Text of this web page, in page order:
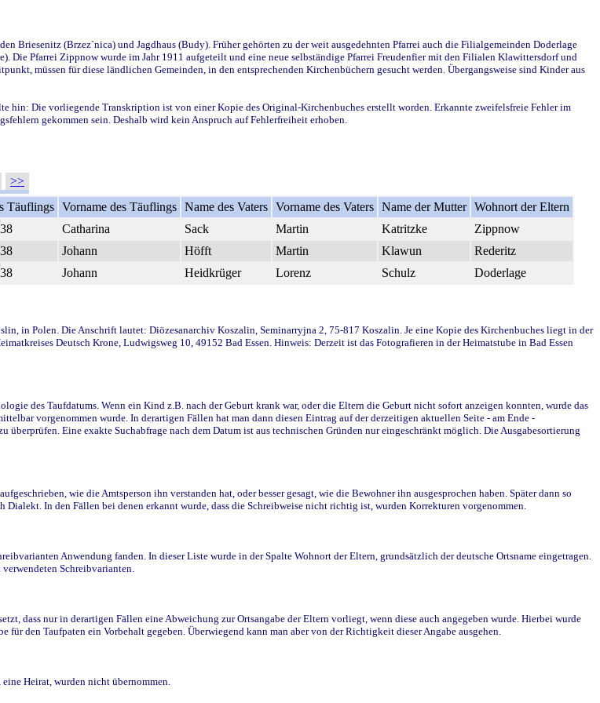
Briesenitz (Brzez`nica) und Jagdhaus (Budy). Früher gehörten zu der weit ausgedehnten Pfarrei auch die Filialgemeinden Doderlage
Die Pfarrei Zippnow wurde im Jahr 1911 aufgeteilt und eine neue selbständige Pfarrei Freudenfier mit den Filialen Klawittersdorf und
müssen für diese ländlichen Gemeinden, in den entsprechenden Kirchenbüchern gesucht werden. Übergangsweise sind Kinder aus
hin: Die vorliegende Transkription ist von einer Kopie des Original-Kirchenbuches erstellt worden. Erkannte zweifelsfreie Fehler im
gekommen sein. Deshalb wird kein Anspruch auf Fehlerfreiheit erhoben.
>>
Täuflings Vorname des Täuflings Name des Vaters Vorname des Vaters Name der Mutter Wohnort der Eltern
Catharina Sack Martin Katritzke
Zippnow
Johann Höfft Martin Klawun
Rederitz
Johann Heidkrüger Lorenz Schulz Doderlage
in Polen. Die Anschrift lautet: Diözesanarchiv Koszalin, Seminarryjna 2, 75-817 Koszalin. Je eine Kopie des Kirchenbuches liegt in der
Deutsch Krone, Ludwigsweg 10, 49152 Bad Essen. Hinweis: Derzeit ist das Fotografieren in der Heimatstube in Bad Essen
des Taufdatums. Wenn ein Kind z.B. nach der Geburt krank war, oder die Eltern die Geburt nicht sofort anzeigen konnten, wurde das
vorgenommen wurde. In derartigen Fällen hat man dann diesen Eintrag auf der derzeitigen aktuellen Seite - am Ende -
Eine exakte Suchabfrage nach dem Datum ist aus technischen Gründen nur eingeschränkt möglich. Die Ausgabesortierung
wie die Amtsperson ihn verstanden hat, oder besser gesagt, wie die Bewohner ihn ausgesprochen haben. Später dann so
In den Fällen bei denen erkannt wurde, dass die Schreibweise nicht richtig ist, wurden Korrekturen vorgenommen.
Anwendung fanden. In dieser Liste wurde in der Spalte Wohnort der Eltern, grundsätzlich der deutsche Ortsname eingetragen.
Schreibvarianten.
dass nur in derartigen Fällen eine Abweichung zur Ortsangabe der Eltern vorliegt, wenn diese auch angegeben wurde. Hierbei wurde
den Taufpaten ein Vorbehalt gegeben. Überwiegend kann man aber von der Richtigkeit dieser Angabe ausgehen.
Heirat, wurden nicht übernommen.